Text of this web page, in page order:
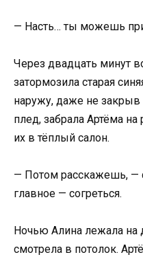
— Насть… ты можешь
Через двадцать минут
затормозила старая
наружу, даже не закрыв
плед, забрала Артёма на
их в тёплый салон.
— Потом расскажешь, —
главное — согреться.
Ночью Алина лежала на
смотрела в потолок.